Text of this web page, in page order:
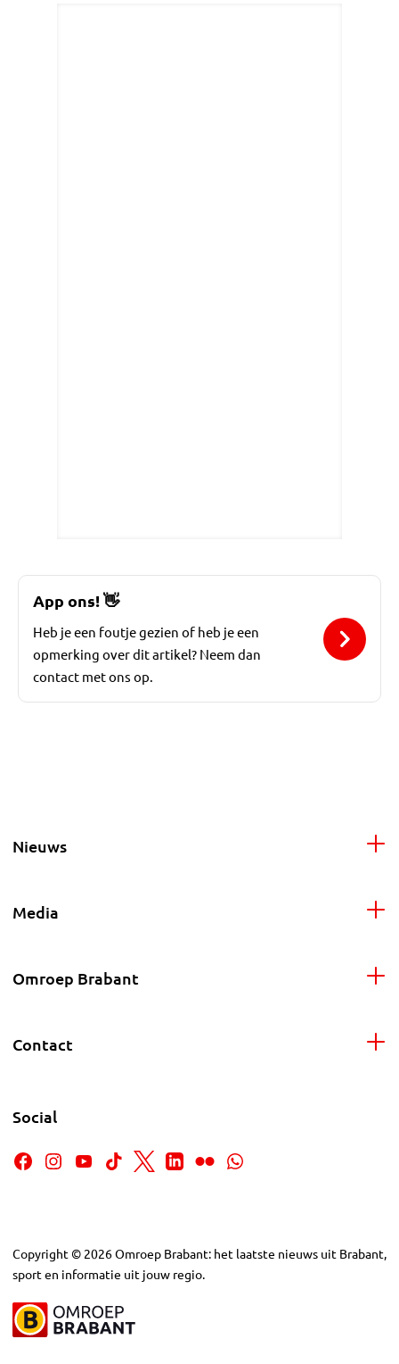
App ons!👋
Heb je een foutje gezien of heb je een
opmerking over dit artikel? Neem dan
contact met ons op.
Nieuws
Media
Omroep Brabant
Contact
Social
Copyright © 2026Omroep Brabant: het laatste nieuws uit Brabant,
sport en informatie uit jouw regio.